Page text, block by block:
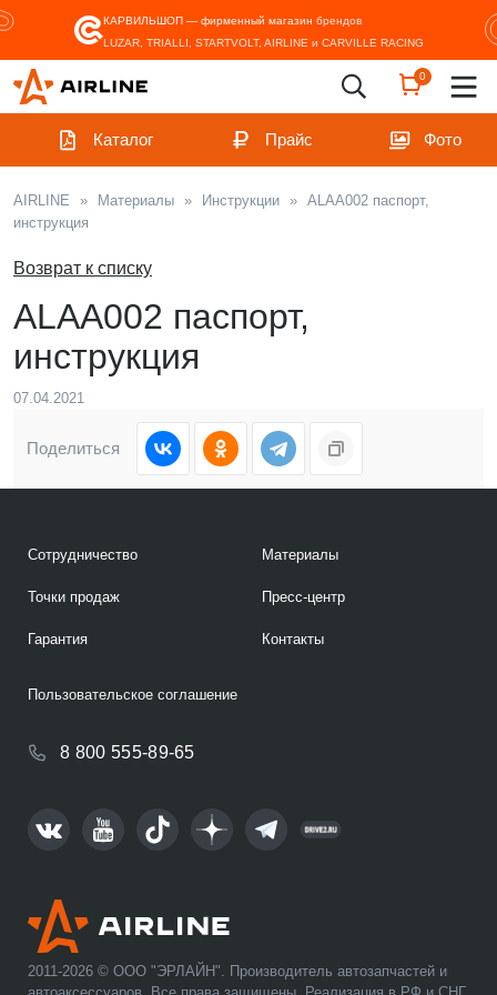
КАРВИЛЬШОП — фирменный магазин брендов
LUZAR, TRIALLI, STARTVOLT, AIRLINE и CARVILLE RACING
0
Каталог Прайс Фото
AIRLINE » Материалы » Инструкции » ALAA002 паспорт,
инструкция
Возврат к списку
ALAA002 паспорт,
инструкция
07.04.2021
Поделиться
2011-2026 © ООО "ЭРЛАЙН". Производитель автозапчастей и
автоаксессуаров. Все права защищены. Реализация в РФ и СНГ.
Сотрудничество
Точки продаж
Гарантия
Материалы
Пресс-центр
Контакты
8 800 555-89-65
Пользовательское соглашение